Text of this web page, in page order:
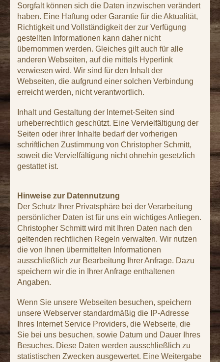
Sorgfalt können sich die Daten inzwischen verändert
haben. Eine Haftung oder Garantie für die Aktualität,
Richtigkeit und Vollständigkeit der zur Verfügung
gestellten Informationen kann daher nicht
übernommen werden. Gleiches gilt auch für alle
anderen Webseiten, auf die mittels Hyperlink
verwiesen wird. Wir sind für den Inhalt der
Webseiten, die aufgrund einer solchen Verbindung
erreicht werden, nicht verantwortlich.
Inhalt und Gestaltung der Internet-Seiten sind
urheberrechtlich geschützt. Eine Vervielfältigung der
Seiten oder ihrer Inhalte bedarf der vorherigen
schriftlichen Zustimmung von Christopher Schmitt,
soweit die Vervielfältigung nicht ohnehin gesetzlich
gestattet ist.
Hinweise zur Datennutzung
Der Schutz Ihrer Privatsphäre bei der Verarbeitung
persönlicher Daten ist für uns ein wichtiges Anliegen.
Christopher Schmitt wird mit Ihren Daten nach den
geltenden rechtlichen Regeln verwalten. Wir nutzen
die von Ihnen übermittelten Informationen
ausschließlich zur Bearbeitung Ihrer Anfrage. Dazu
speichern wir die in Ihrer Anfrage enthaltenen
Angaben.
Wenn Sie unsere Webseiten besuchen, speichern
unsere Webserver standardmäßig die IP-Adresse
Ihres Internet Service Providers, die Webseite, die
Sie bei uns besuchen, sowie Datum und Dauer Ihres
Besuches. Diese Daten werden ausschließlich zu
statistischen Zwecken ausgewertet. Eine Weitergabe